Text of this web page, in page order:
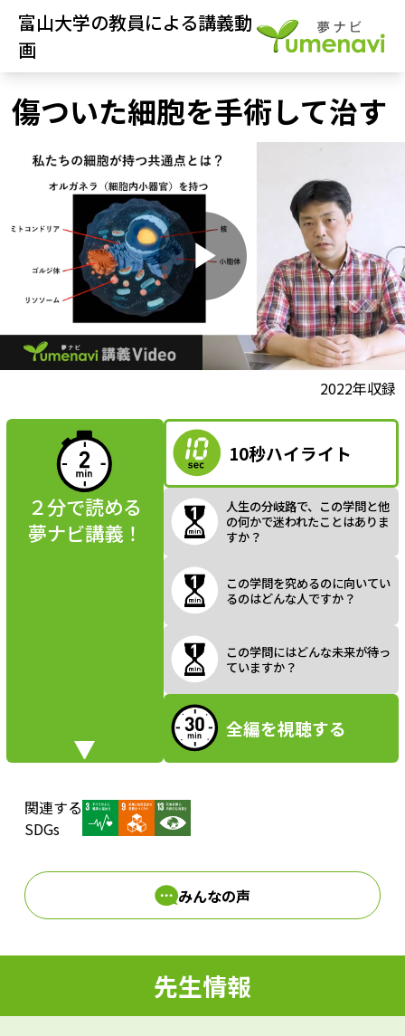
富山大学の教員による講義動
画
傷ついた細胞を手術して治す
P
a
y
V
i
e
o
2022年収録
２分で読める
夢ナビ講義！
10秒ハイライト
人生の分岐路で、この学問と他
の何かで迷われたことはありま
すか？
この学問を究めるのに向いてい
るのはどんな人ですか？
この学問にはどんな未来が待っ
ていますか？
全編を視聴する
関連する
SDGs
みんなの声
先生情報